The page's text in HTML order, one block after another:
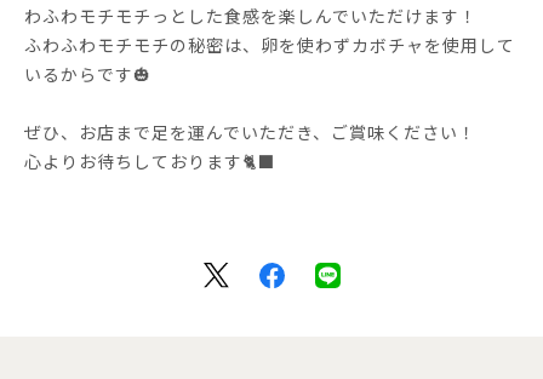
わふわモチモチっとした食感を楽しんでいただけます！
ふわふわモチモチの秘密は、卵を使わずカボチャを使用して
いるからです🎃
ぜひ、お店まで足を運んでいただき、ご賞味ください！
心よりお待ちしております🐈‍⬛